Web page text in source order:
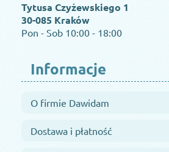
Tytusa Czyżewskiego 1
30-085 Kraków
Pon - Sob 10:00 - 18:00
Informacje
O firmie Dawidam
Dostawa i płatność